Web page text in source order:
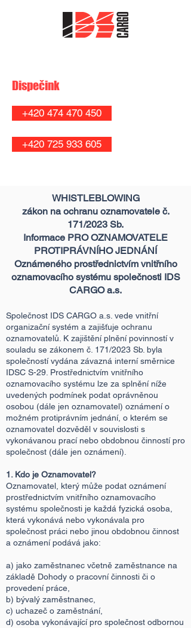
Dispečink
+420 474 470 450
+420 725 933 605
WHISTLEBLOWING
zákon na ochranu oznamovatele č.
171/2023 Sb.
Informace PRO OZNAMOVATELE
PROTIPRÁVNÍHO JEDNÁNÍ
Oznámeného prostřednictvím vnitřního
oznamovacího systému společnosti IDS
CARGO a.s.
Společnost IDS CARGO a.s. vede vnitřní
organizační systém a zajišťuje ochranu
oznamovatelů. K zajištění plnění povinností v
souladu se zákonem č. 171/2023 Sb. byla
společností vydána závazná interní směrnice
IDSC S-29. Prostřednictvím vnitřního
oznamovacího systému lze za splnění níže
uvedených podmínek podat oprávněnou
osobou (dále jen oznamovatel) oznámení o
možném protiprávním jednání, o kterém se
oznamovatel dozvěděl v souvislosti s
vykonávanou prací nebo obdobnou činností pro
společnost (dále jen oznámení).
1. Kdo je Oznamovatel?
Oznamovatel, který může podat oznámení
prostřednictvím vnitřního oznamovacího
systému společnosti je každá fyzická osoba,
která vykonává nebo vykonávala pro
společnost práci nebo jinou obdobnou činnost
a oznámení podává jako:
a) jako zaměstnanec včetně zaměstnance na
základě Dohody o pracovní činnosti či o
provedení práce,
b) bývalý zaměstnanec,
c) uchazeč o zaměstnání,
d) osoba vykonávající pro společnost odbornou